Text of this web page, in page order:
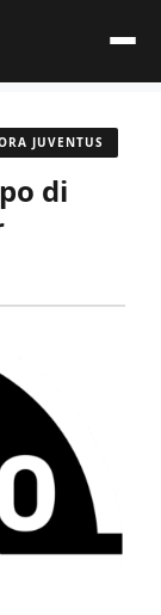
JUVENTUS
di